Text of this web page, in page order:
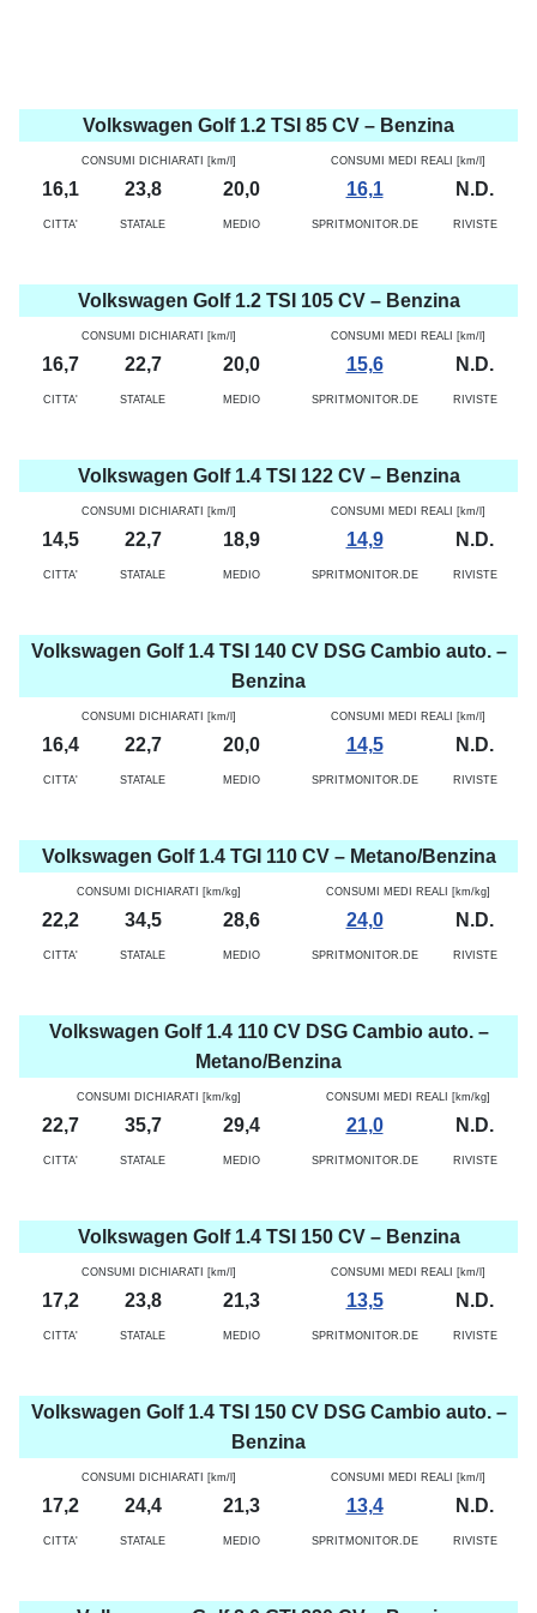
Volkswagen Golf 1.2 TSI 85 CV – Benzina
CONSUMI DICHIARATI [km/l] CONSUMI MEDI REALI [km/l]
16,1 23,8 20,0 16,1 N.D.
CITTA' STATALE MEDIO SPRITMONITOR.DE RIVISTE
Volkswagen Golf 1.2 TSI 105 CV – Benzina
CONSUMI DICHIARATI [km/l] CONSUMI MEDI REALI [km/l]
16,7 22,7 20,0 15,6 N.D.
CITTA' STATALE MEDIO SPRITMONITOR.DE RIVISTE
Volkswagen Golf 1.4 TSI 122 CV – Benzina
CONSUMI DICHIARATI [km/l] CONSUMI MEDI REALI [km/l]
14,5 22,7 18,9 14,9 N.D.
CITTA' STATALE MEDIO SPRITMONITOR.DE RIVISTE
Volkswagen Golf 1.4 TSI 140 CV DSG Cambio auto. –
Benzina
CONSUMI DICHIARATI [km/l] CONSUMI MEDI REALI [km/l]
16,4 22,7 20,0 14,5 N.D.
CITTA' STATALE MEDIO SPRITMONITOR.DE RIVISTE
Volkswagen Golf 1.4 TGI 110 CV – Metano/Benzina
CONSUMI DICHIARATI [km/kg] CONSUMI MEDI REALI [km/kg]
22,2 34,5 28,6 24,0 N.D.
CITTA' STATALE MEDIO SPRITMONITOR.DE RIVISTE
Volkswagen Golf 1.4 110 CV DSG Cambio auto. –
Metano/Benzina
CONSUMI DICHIARATI [km/kg] CONSUMI MEDI REALI [km/kg]
22,7 35,7 29,4 21,0 N.D.
CITTA' STATALE MEDIO SPRITMONITOR.DE RIVISTE
Volkswagen Golf 1.4 TSI 150 CV – Benzina
CONSUMI DICHIARATI [km/l] CONSUMI MEDI REALI [km/l]
17,2 23,8 21,3 13,5 N.D.
CITTA' STATALE MEDIO SPRITMONITOR.DE RIVISTE
Volkswagen Golf 1.4 TSI 150 CV DSG Cambio auto. –
Benzina
CONSUMI DICHIARATI [km/l] CONSUMI MEDI REALI [km/l]
17,2 24,4 21,3 13,4 N.D.
CITTA' STATALE MEDIO SPRITMONITOR.DE RIVISTE